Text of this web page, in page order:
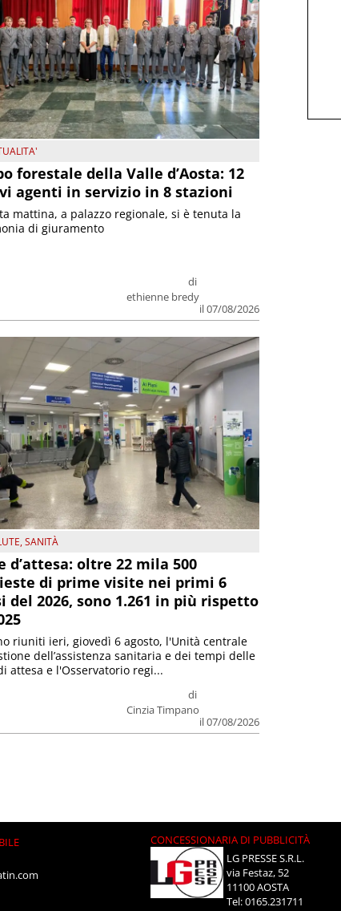
forestale della Valle d’Aosta: 12
agenti in servizio in 8 stazioni
di
ethienne bredy
il 07/08/2026
mattina, a palazzo regionale, si è tenuta la
di giuramento
,SANITÀ
d’attesa: oltre 22 mila 500
di prime visite nei primi 6
del 2026, sono 1.261 in più rispetto
di
Cinzia Timpano
il 07/08/2026
riuniti ieri, giovedì 6 agosto, l'Unità centrale
dell’assistenza sanitaria e dei tempi delle
attesa e l'Osservatorio regi...
CONCESSIONARIA DI PUBBLICITÀ
LG PRESSE S.R.L.
via Festaz, 52
11100 AOSTA
Tel: 0165.231711